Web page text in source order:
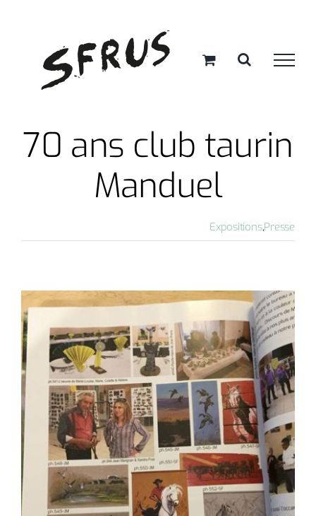
70 ans club taurin
Manduel
Expositions,Presse